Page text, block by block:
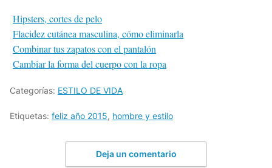
Hipsters, cortes de pelo
Flacidez cutánea masculina, cómo eliminarla
Combinar tus zapatos con el pantalón
Cambiar la forma del cuerpo con la ropa
Categorías: ESTILO DE VIDA
Etiquetas: feliz año 2015, hombre y estilo
Deja un comentario